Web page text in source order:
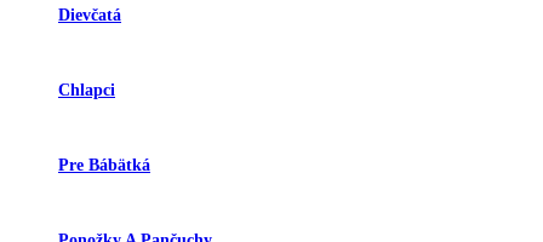
Dievčatá
Chlapci
Pre Bábätká